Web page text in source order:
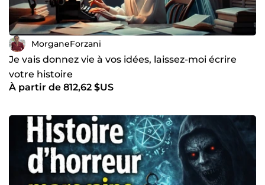
MorganeForzani
Je vais donnez vie à vos idées, laissez-moi écrire
votre histoire
À partir de 812,62 $US